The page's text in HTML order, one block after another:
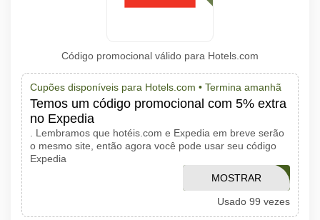
Código promocional válido para Hotels.com
Cupões disponíveis para Hotels.com • Termina amanhã
Temos um código promocional com 5% extra
no Expedia
. Lembramos que hotéis.com e Expedia em breve serão
o mesmo site, então agora você pode usar seu código
Expedia
GSG5ES
MOSTRAR
CÓDIGO
Usado 99 vezes